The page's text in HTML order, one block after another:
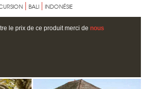
BALI INDONÉSIE
le prix de ce produit merci de nous